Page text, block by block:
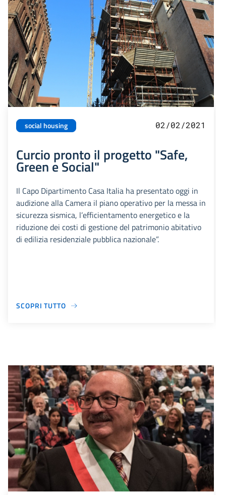
social housing 02/02/2021
Curcio pronto il progetto "Safe,
Green e Social"
Il Capo Dipartimento Casa Italia ha presentato oggi in
audizione alla Camera il piano operativo per la messa in
sicurezza sismica, l’efficientamento energetico e la
riduzione dei costi di gestione del patrimonio abitativo
di edilizia residenziale pubblica nazionale”.
SCOPRI TUTTO